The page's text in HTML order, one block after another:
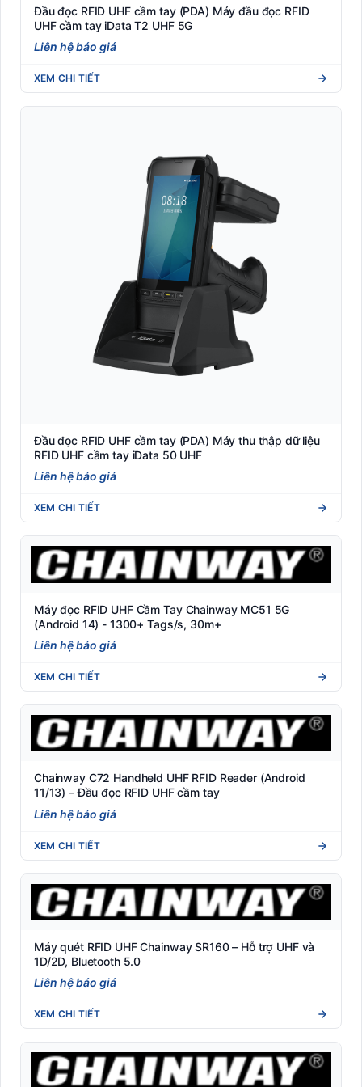
Nhãn Shipping vận chuyển quốc tế (DHL/UPS/FedEx)
Nhãn y tế dược phẩm (Blood tube, Medicine label)
Nhận dạng sinh trắc học
Robot Phục Vụ Nhà Hàng
Tem phụ hàng nhập khẩu (Tuân thủ NĐ 43/2017)
Tem vải nhãn mác may mặc (Woven/Satin xuất khẩu)
Thiết Bị Bán Lẻ POS
Thiết bị phòng chống Covid-19
Đầu đọc RFID UHF cầm tay (PDA) Máy đầu đọc RFID
UHF cầm tay iData T2 UHF 5G
Liên hệ báo giá
XEM CHI TIẾT
Đầu đọc RFID UHF cầm tay (PDA) Máy thu thập dữ liệu
RFID UHF cầm tay iData 50 UHF
Liên hệ báo giá
XEM CHI TIẾT
Máy đọc RFID UHF Cầm Tay Chainway MC51 5G
(Android 14) - 1300+ Tags/s, 30m+
Liên hệ báo giá
XEM CHI TIẾT
Chainway C72 Handheld UHF RFID Reader (Android
11/13) – Đầu đọc RFID UHF cầm tay
Liên hệ báo giá
XEM CHI TIẾT
Máy quét RFID UHF Chainway SR160 – Hỗ trợ UHF và
1D/2D, Bluetooth 5.0
Liên hệ báo giá
XEM CHI TIẾT